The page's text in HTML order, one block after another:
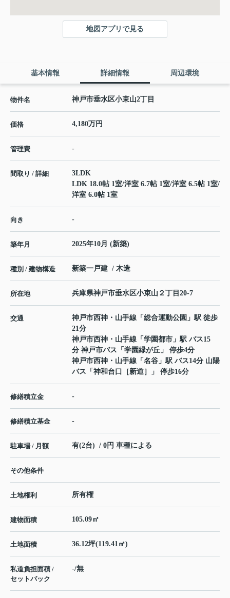
地図アプリで見る
基本情報 詳細情報 周辺環境
物件名 神戸市垂水区小束山2丁目
価格 4,180万円
管理費 -
間取り / 詳細
3LDK
LDK 18.0帖 1室/洋室 6.7帖 1室/洋室 6.5帖 1室/
洋室 6.0帖 1室
向き -
築年月 2025年10月 (新築)
種別 / 建物構造 新築一戸建 / 木造
所在地 兵庫県神戸市垂水区小束山 ２丁目20-7
交通 神戸市西神・山手線 「 総合運動公園 」駅 徒歩
21分
神戸市西神・山手線 「 学園都市 」駅 バス15
分 神戸市バス「学園緑が丘」 停歩4分
神戸市西神・山手線 「 名谷 」駅 バス14分 山陽
バス「神和台口［新道］」 停歩16分
修繕積立金 -
修繕積立基金 -
駐車場 / 月額 有(2台) / 0円 車種による
その他条件
土地権利 所有権
建物面積 105.09㎡
土地面積 36.12坪(119.41㎡)
私道負担面積 /
セットバック
-/無